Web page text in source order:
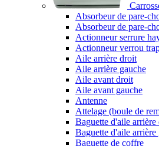
Absorbeur de pare-
Absorbeur de pare-
Actionneur serrure
Actionneur verrou
Aile arrière droit
Aile arrière gauche
Aile avant droit
Aile avant gauche
Antenne
Attelage (boule de
Baguette d'aile arrière
Baguette d'aile arrière
Baguette de coffre